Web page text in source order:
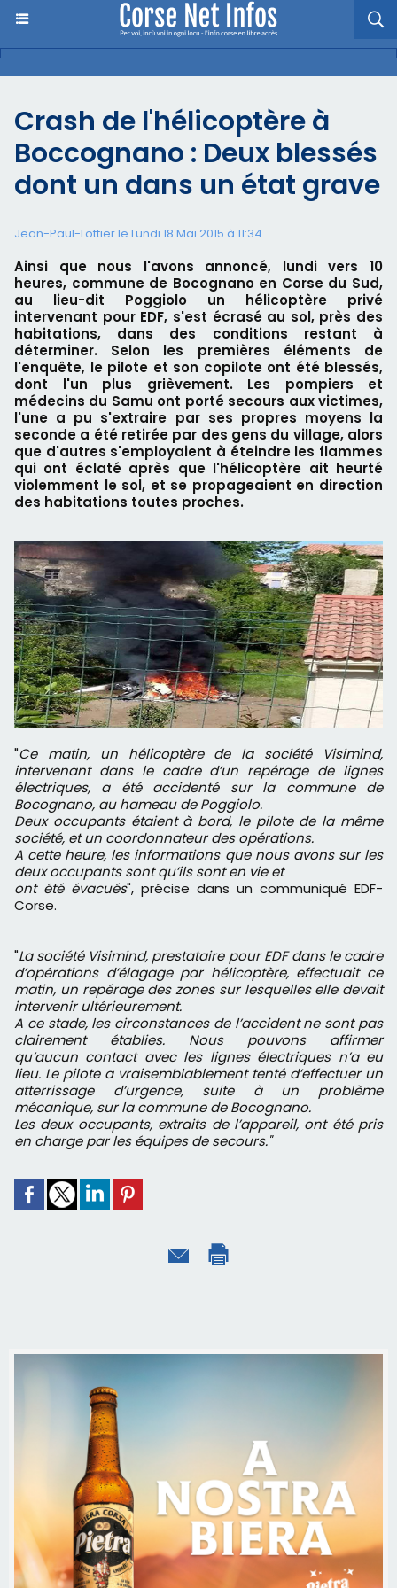
Crash de l'hélicoptère à
Boccognano : Deux blessés
dont un dans un état grave
Jean-Paul-Lottier le Lundi 18 Mai 2015 à 11:34
Ainsi que nous l'avons annoncé, lundi vers 10
heures, commune de Bocognano en Corse du Sud,
au lieu-dit Poggiolo un hélicoptère privé
intervenant pour EDF, s'est écrasé au sol, près des
habitations, dans des conditions restant à
déterminer. Selon les premières éléments de
l'enquête, le pilote et son copilote ont été blessés,
dont l'un plus grièvement. Les pompiers et
médecins du Samu ont porté secours aux victimes,
l'une a pu s'extraire par ses propres moyens la
seconde a été retirée par des gens du village, alors
que d'autres s'employaient à éteindre les flammes
qui ont éclaté après que l'hélicoptère ait heurté
violemment le sol, et se propageaient en direction
des habitations toutes proches.
"Ce matin, un hélicoptère de la société Visimind,
intervenant dans le cadre d’un repérage de lignes
électriques, a été accidenté sur la commune de
Bocognano, au hameau de Poggiolo.
Deux occupants étaient à bord, le pilote de la même
société, et un coordonnateur des opérations.
A cette heure, les informations que nous avons sur les
deux occupants sont qu’ils sont en vie et
ont été évacués", précise dans un communiqué EDF-
Corse.
"La société Visimind, prestataire pour EDF dans le cadre
d’opérations d’élagage par hélicoptère, effectuait ce
matin, un repérage des zones sur lesquelles elle devait
intervenir ultérieurement.
A ce stade, les circonstances de l’accident ne sont pas
clairement établies. Nous pouvons affirmer
qu’aucun contact avec les lignes électriques n’a eu
lieu. Le pilote a vraisemblablement tenté d’effectuer un
atterrissage d’urgence, suite à un problème
mécanique, sur la commune de Bocognano.
Les deux occupants, extraits de l’appareil, ont été pris
en charge par les équipes de secours."